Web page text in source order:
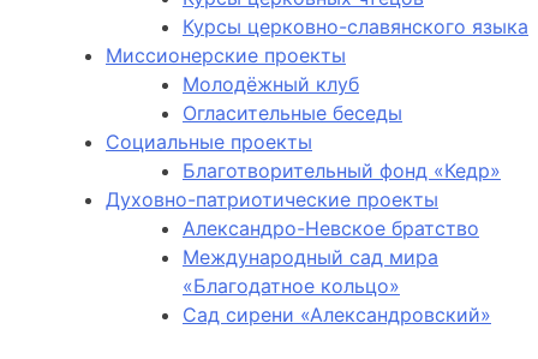
Курсы церковно-славянского языка
Миссионерские проекты
Молодёжный клуб
Огласительные беседы
Социальные проекты
Благотворительный фонд «Кедр»
Духовно-патриотические проекты
Александро-Невское братство
Международный сад мира
«Благодатное кольцо»
Сад сирени «Александровский»